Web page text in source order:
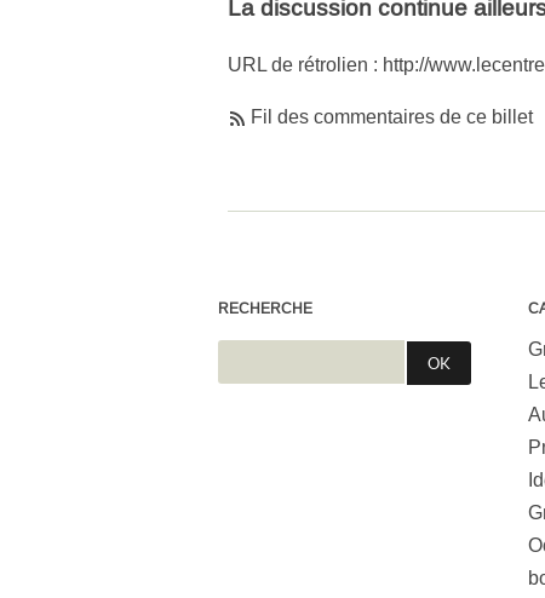
La discussion continue
URL de rétrolien : http://
Fil des commentaires de ce billet
RECHERCHE